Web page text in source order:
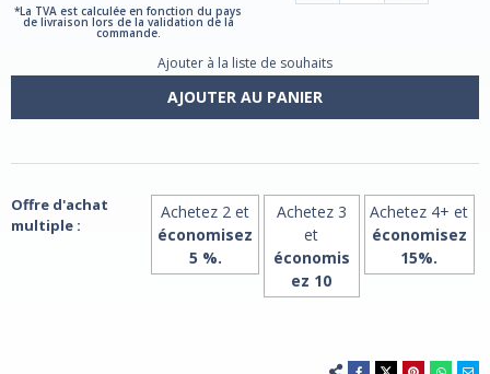
*La TVA est calculée en fonction du pays
de livraison lors de la validation de la
commande.
ioniques
Biotine
Plus
Collagène
59ml
Mangue
Biotin
59ml
Mangue
Ajouter à la liste de souhaits
AJOUTER AU PANIER
Offre d'achat
multiple :
Achetez 2 et
économisez
5 %.
Achetez 3
et
économis
ez 10
Achetez 4+ et
économisez
15%.